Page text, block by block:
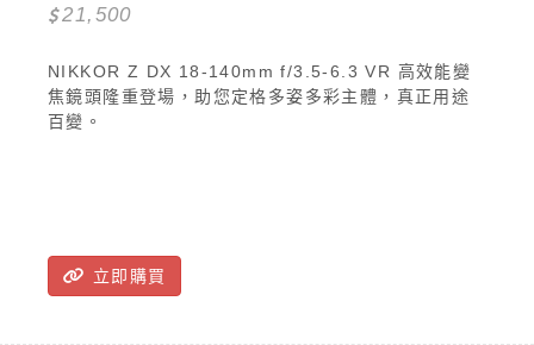
21,500
NIKKOR Z DX 18-140mm f/3.5-6.3 VR 高效能變
焦鏡頭隆重登場，助您定格多姿多彩主體，真正用途
百變。
立即購買